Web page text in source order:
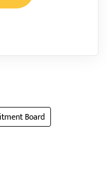
Board